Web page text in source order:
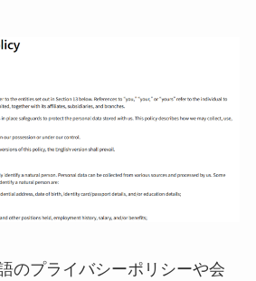
のプライバシーポリシーや会